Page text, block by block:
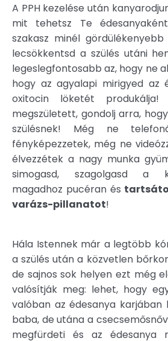
A PPH kezelése után
mit tehetsz Te
szakasz minél
lecsökkentsd a szülés utáni
legeslegfontosabb az, hogy ne
hogy az agyalapi mirigyed az
oxitocin löketét
megszületett, gondolj arra,
szülésnek! Még ne
fényképezzetek, még ne
élvezzétek a nagy munka
simogasd, szagolgasd a
magadhoz pucéran és
varázs-pillanatot!
Hála Istennek már a legtöbb
a szülés után a közvetlen
de sajnos sok helyen ezt még
valósítják meg: lehet, hogy
valóban az édesanya
baba, de utána a
megfürdeti és az édesanya